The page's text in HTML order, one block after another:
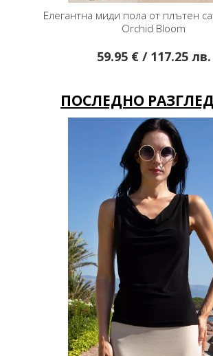
в цвят Елегантна пола от жарсе тип
Jungle
48.50 € / 94.86
ПОСЛЕДНО